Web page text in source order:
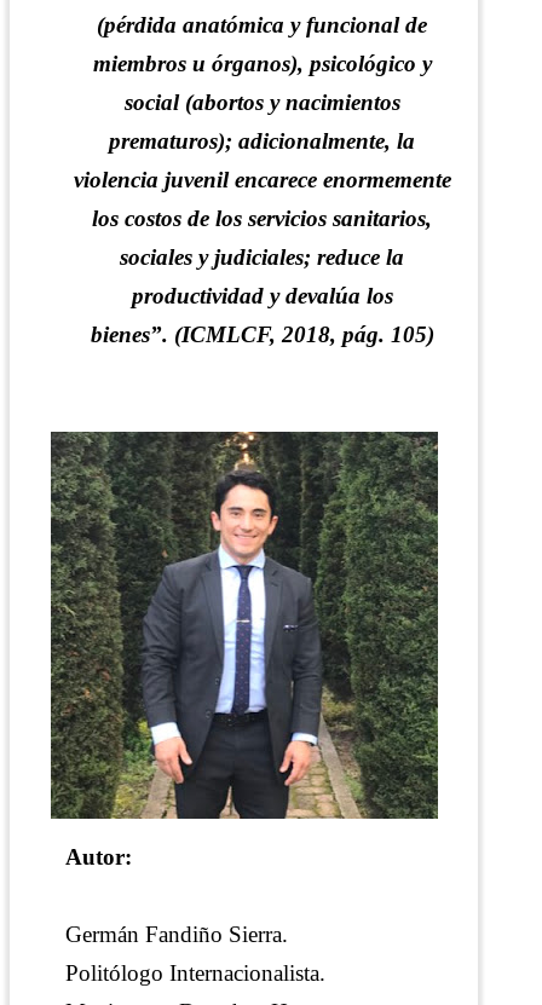
(pérdida anatómica y funcional de
miembros u órganos), psicológico y
social (abortos y nacimientos
prematuros); adicionalmente, la
violencia juvenil encarece enormemente
los costos de los servicios sanitarios,
sociales y judiciales; reduce la
productividad y devalúa los
bienes”. (ICMLCF, 2018, pág. 105)
Autor:
Germán Fandiño Sierra.
Politólogo Internacionalista.